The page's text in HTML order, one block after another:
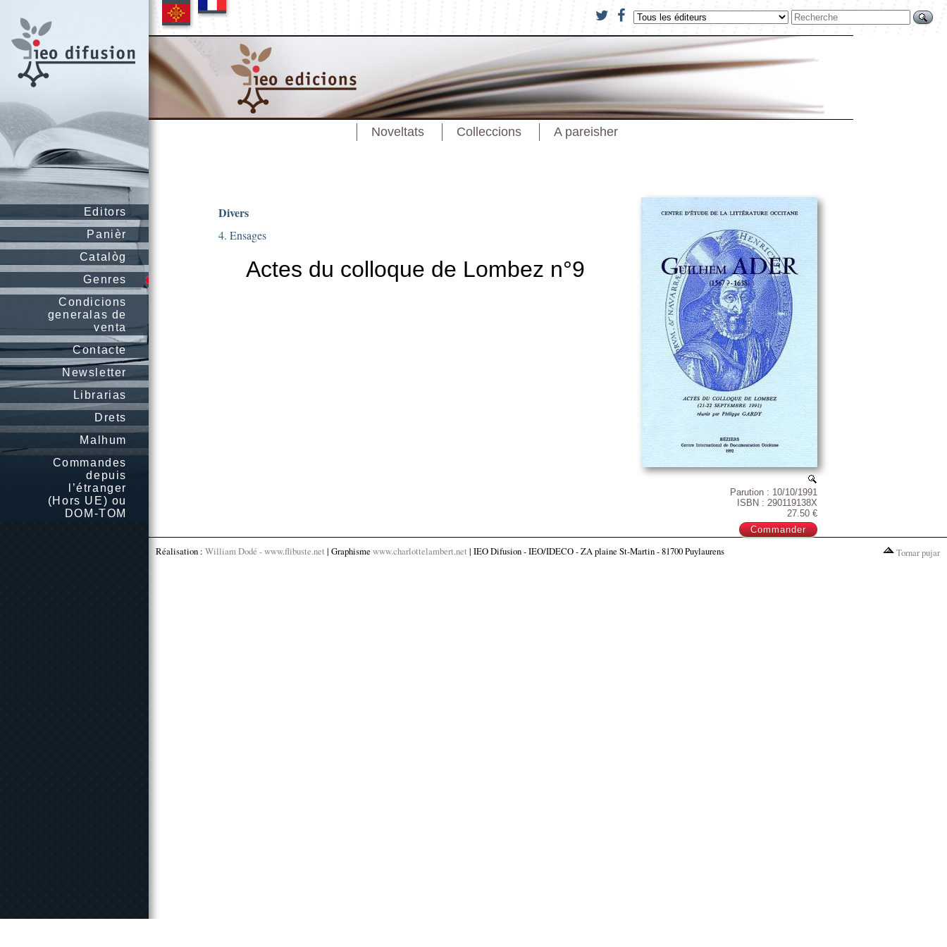
Editors
Panièr
Catalòg
Genres
Condicions
generalas de
venta
Contacte
Newsletter
Librarias
Drets
Malhum
Commandes
depuis
l’étranger
(Hors UE) ou
DOM-TOM
Noveltats Colleccions A pareisher
Parution : 10/10/1991
ISBN : 290119138X
27.50 €
Divers
4. Ensages
Actes du colloque de Lombez n°9
Réalisation : William Dodé - www.flibuste.net | Graphisme www.charlottelambert.net | IEO Difusion - IEO/IDECO - ZA plaine St-Martin - 81700 Puylaurens Tornar pujar